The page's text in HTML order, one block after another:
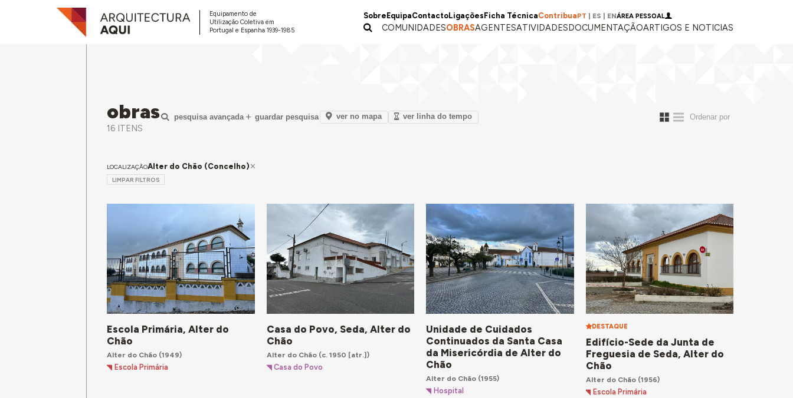
Equipamento de
Utilização Coletiva em
Portugal e Espanha 1939-1985
Sobre EquipaContactoLigações Ficha TécnicaContribuaPT ES ENÁREA PESSOAL
COMUNIDADESOBRASAGENTESATIVIDADESDOCUMENTAÇÃOARTIGOS E NOTICIAS
obras
16 ITENS
pesquisa avançada guardar pesquisa ver no mapa ver linha do tempo
LOCALIZAÇÃOAlter do Chão (Concelho)
LIMPAR FILTROS
Escola Primária, Alter do
Chão
Alter do Chão (1949)
Escola Primária
Casa do Povo, Seda, Alter do
Chão
Alter do Chão(c. 1950 [atr.])
Casa do Povo
Unidade de Cuidados
Continuados da Santa Casa
da Misericórdia de Alter do
Chão
Alter do Chão (1955)
Hospital
DESTAQUE
Edifício-Sede da Junta de
Freguesia de Seda, Alter do
Chão
Alter do Chão(1956)
Escola Primária